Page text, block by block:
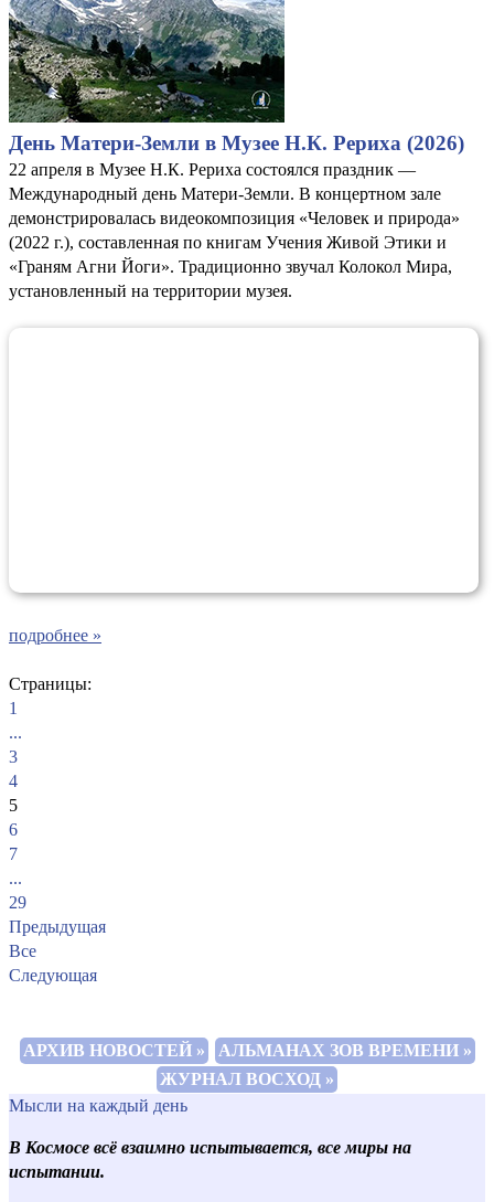
День Матери-Земли в Музее Н.К. Рериха (2026)
22 апреля в Музее Н.К. Рериха состоялся праздник —
Международный день Матери-Земли. В концертном зале
демонстрировалась видеокомпозиция «Человек и природа»
(2022 г.), составленная по книгам Учения Живой Этики и
«Граням Агни Йоги». Традиционно звучал Колокол Мира,
установленный на территории музея.
подробнее »
Страницы:
1
...
3
4
5
6
7
...
29
Предыдущая
Все
Следующая
АРХИВ НОВОСТЕЙ »
АЛЬМАНАХ ЗОВ ВРЕМЕНИ »
ЖУРНАЛ ВОСХОД »
Мысли на каждый день
В Космосе всё взаимно испытывается, все миры на
испытании.